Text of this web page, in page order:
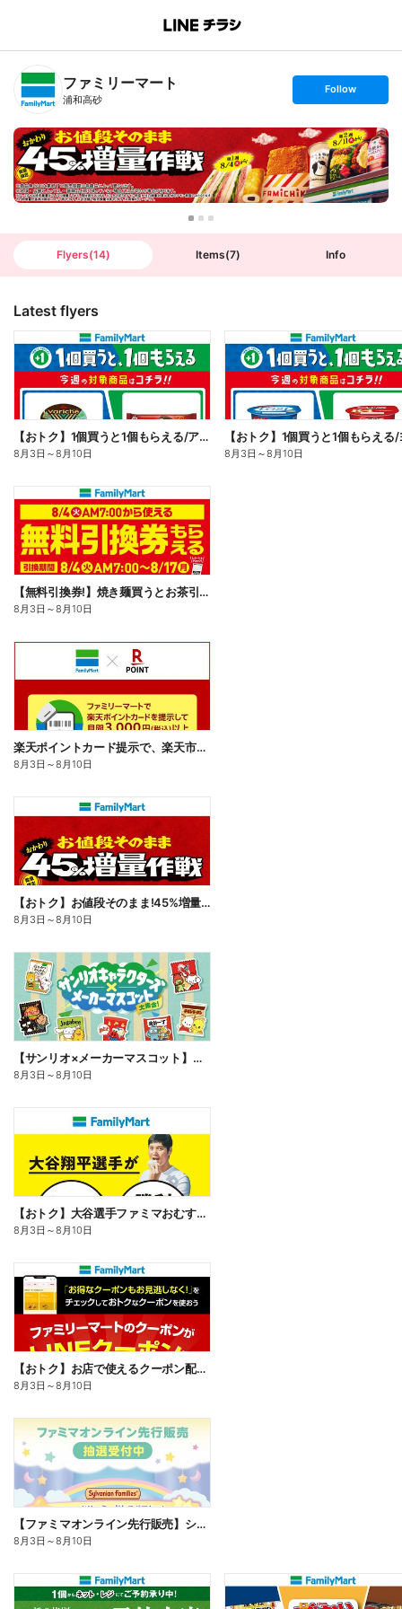
B
n
T
ファミリーマート
浦和高砂
s
t
o
l
l
o
w
Follow
Flyers(14) Items(7) Info
Latest flyers
【おトク】1個買うと1個もらえる/アイス
8月3日 ～8月10日 8月3日 ～8月10日
【無料引換券!】焼き麺買うとお茶引換券貰える!
8月3日 ～8月10日
楽天ポイントカード提示で、楽天市場でのお買い物がおトクに!
8月3日 ～8月10日
【おトク】お値段そのまま!45%増量作戦!
8月3日 ～8月10日
【サンリオ×メーカーマスコット】オリジナルグッズ貰える!
8月3日 ～8月10日
【おトク】大谷選手ファミマおむすび割
8月3日 ～8月10日
【おトク】お店で使えるクーポン配信中
8月3日 ～8月10日
【ファミマオンライン先行販売】シルバニアファミリー
8月3日 ～8月10日